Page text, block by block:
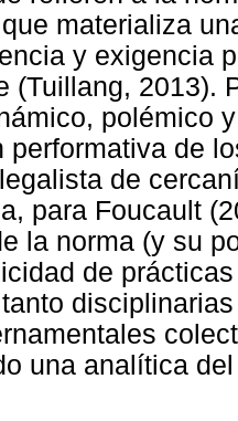
materializa
y exigencia
(Tuillang, 2013).
polémico
performativa de
de
para Foucault
la norma (y su
de
una analítica